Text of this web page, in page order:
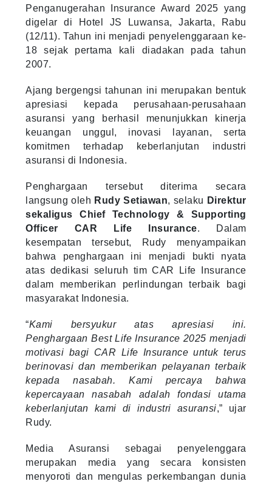
Penganugerahan Insurance Award 2025 yang
digelar di Hotel JS Luwansa, Jakarta, Rabu
(12/11). Tahun ini menjadi penyelenggaraan ke-
18 sejak pertama kali diadakan pada tahun
2007.
Ajang bergengsi tahunan ini merupakan bentuk
apresiasi kepada perusahaan-perusahaan
asuransi yang berhasil menunjukkan kinerja
keuangan unggul, inovasi layanan, serta
komitmen terhadap keberlanjutan industri
asuransi di Indonesia.
Penghargaan tersebut diterima secara
langsung oleh Rudy Setiawan, selaku Direktur
sekaligus Chief Technology & Supporting
Officer CAR Life Insurance. Dalam
kesempatan tersebut, Rudy menyampaikan
bahwa penghargaan ini menjadi bukti nyata
atas dedikasi seluruh tim CAR Life Insurance
dalam memberikan perlindungan terbaik bagi
masyarakat Indonesia.
“Kami bersyukur atas apresiasi ini.
Penghargaan Best Life Insurance 2025 menjadi
motivasi bagi CAR Life Insurance untuk terus
berinovasi dan memberikan pelayanan terbaik
kepada nasabah. Kami percaya bahwa
kepercayaan nasabah adalah fondasi utama
keberlanjutan kami di industri asuransi,” ujar
Rudy.
Media Asuransi sebagai penyelenggara
merupakan media yang secara konsisten
menyoroti dan mengulas perkembangan dunia